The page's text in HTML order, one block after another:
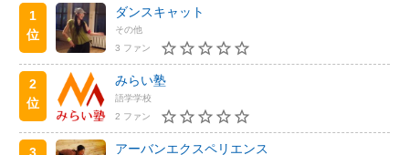
1
位
ダンスキャット
その他
3 ファン
2
位
みらい塾
語学学校
2 ファン
3
アーバンエクスペリエンス